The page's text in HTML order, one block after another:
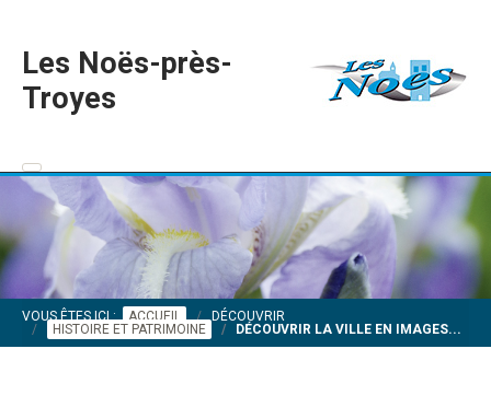
Les Noës-près-
Troyes
VOUS ÊTES ICI : ACCUEIL
DÉCOUVRIR
HISTOIRE ET PATRIMOINE
DÉCOUVRIR LA VILLE EN IMAGES...